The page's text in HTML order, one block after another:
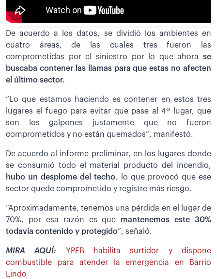
De acuerdo a los datos, se dividió los ambientes en
cuatro áreas, de las cuales tres fueron las
comprometidas por el siniestro por lo que ahora se
buscaba contener las llamas para que estas no afecten
el último sector.
“Lo que estamos haciendo es contener en estos tres
lugares el fuego para evitar que pase al 4º lugar, que
son los galpones justamente que no fueron
comprometidos y no están quemados”, manifestó.
De acuerdo al informe preliminar, en los lugares donde
se consumió todo el material producto del incendio,
hubo un desplome del techo, lo que provocó que ese
sector quede comprometido y registre más riesgo.
“Aproximadamente, tenemos una pérdida en el lugar de
70%, por esa razón es que mantenemos este 30%
todavía contenido y protegido”, señaló.
MIRA AQUÍ: YPFB habilita surtidor y dispone
combustible para atender la emergencia en Barrio
Lindo